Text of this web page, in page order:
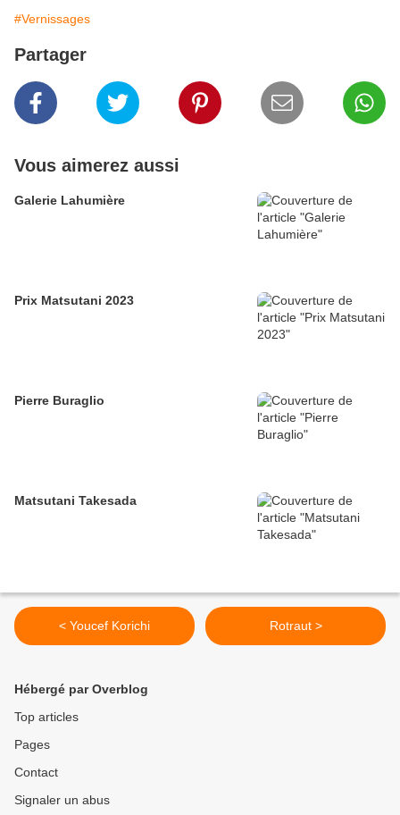
#Vernissages
Partager
Vous aimerez aussi
Galerie Lahumière
Prix Matsutani 2023
Pierre Buraglio
Matsutani Takesada
< Youcef Korichi Rotraut >
Hébergé par Overblog
Top articles
Pages
Contact
Signaler un abus